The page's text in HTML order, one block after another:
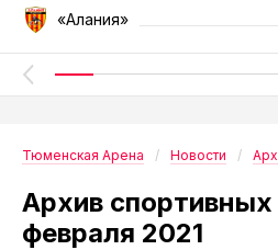
«Алания»
Тюменская Арена Новости
Архив спортивных
февраля 2021